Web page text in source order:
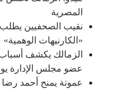
المصرية
نقيب الصحفيين
«الكارنيهات الوهمية»
عضو مجلس الإدارة
عموتة يمنح أحمد